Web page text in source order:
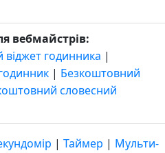
вебмайстрів:
годинника |
| Безкоштовний
словесний
| Таймер | Мульти-